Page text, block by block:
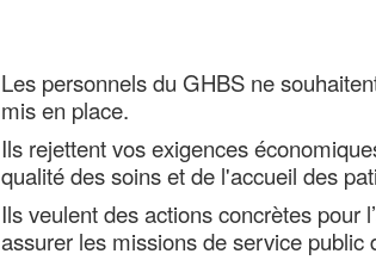
Les personnels du GHBS ne
mis en place.
Ils rejettent vos exigences
qualité des soins et de l'accueil des
Ils veulent des actions concrètes pour
assurer les missions de service